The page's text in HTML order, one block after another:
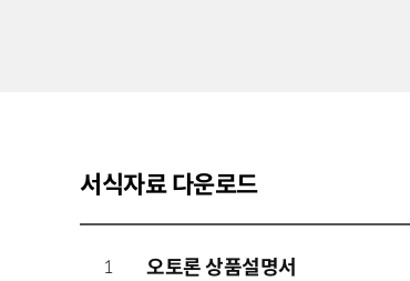
서식자료 다운로드
1 오토론 상품설명서